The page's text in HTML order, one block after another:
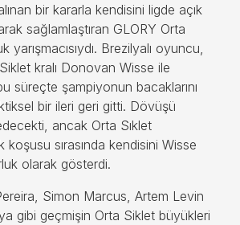
bir kararla kendisini ligde açık
sağlamlaştıran GLORY Orta
yarışmacısıydı. Brezilyalı oyuncu,
kralı Donovan Wisse ile
süreçte şampiyonun bacaklarını
bir ileri geri gitti. Dövüşü
ancak Orta Sıklet
sırasında kendisini Wisse
olarak gösterdi.
Simon Marcus, Artem Levin
gibi geçmişin Orta Siklet büyükleri